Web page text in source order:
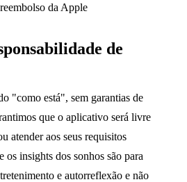
da Apple
de
"como está", sem garantias de
que o aplicativo será livre
atender aos seus requisitos
os insights dos sonhos são para
e autorreflexão e não